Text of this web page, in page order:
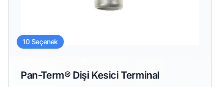
10 Seçenek
Pan-Term® Dişi Kesici Terminal